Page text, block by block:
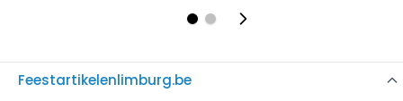
Feestartikelenlimburg.be